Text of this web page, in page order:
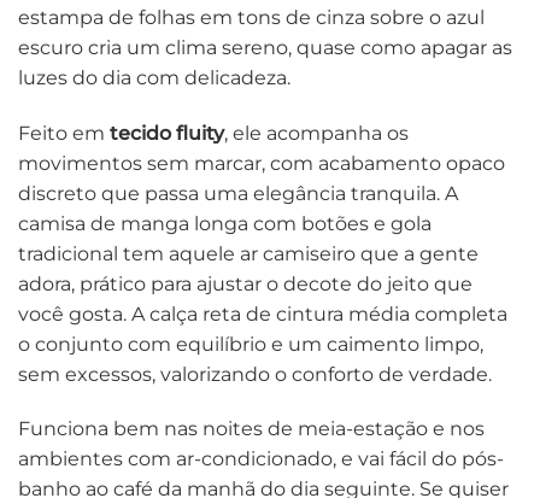
estampa de folhas em tons de cinza sobre o azul
escuro cria um clima sereno, quase como apagar as
luzes do dia com delicadeza.
Feito em tecido fluity, ele acompanha os
movimentos sem marcar, com acabamento opaco
discreto que passa uma elegância tranquila. A
camisa de manga longa com botões e gola
tradicional tem aquele ar camiseiro que a gente
adora, prático para ajustar o decote do jeito que
você gosta. A calça reta de cintura média completa
o conjunto com equilíbrio e um caimento limpo,
sem excessos, valorizando o conforto de verdade.
Funciona bem nas noites de meia-estação e nos
ambientes com ar-condicionado, e vai fácil do pós-
banho ao café da manhã do dia seguinte. Se quiser